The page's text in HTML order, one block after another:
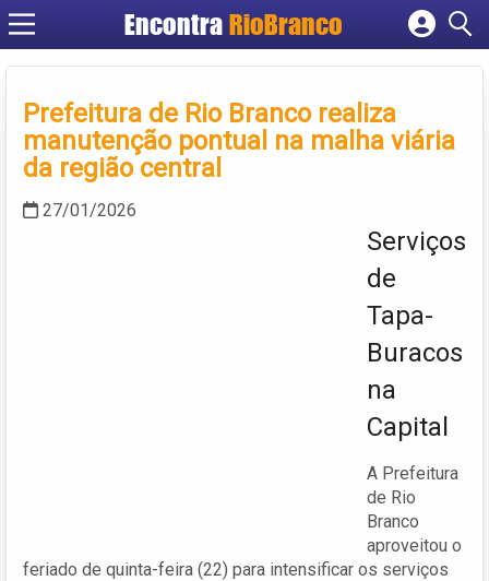
Encontra RioBranco
Cadastrar empresa
Criar conta
Prefeitura de Rio Branco realiza
manutenção pontual na malha viária
da região central
27/01/2026
Serviços
de
Tapa-
Buracos
na
Capital
A Prefeitura
de Rio
Branco
aproveitou o
feriado de quinta-feira (22) para intensificar os serviços